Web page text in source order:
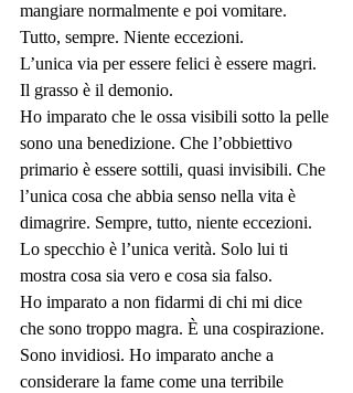
mangiare normalmente e poi vomitare.
Tutto, sempre. Niente eccezioni.
L’unica via per essere felici è essere magri.
Il grasso è il demonio.
Ho imparato che le ossa visibili sotto la pelle
sono una benedizione. Che l’obbiettivo
primario è essere sottili, quasi invisibili. Che
l’unica cosa che abbia senso nella vita è
dimagrire. Sempre, tutto, niente eccezioni.
Lo specchio è l’unica verità. Solo lui ti
mostra cosa sia vero e cosa sia falso.
Ho imparato a non fidarmi di chi mi dice
che sono troppo magra. È una cospirazione.
Sono invidiosi. Ho imparato anche a
considerare la fame come una terribile